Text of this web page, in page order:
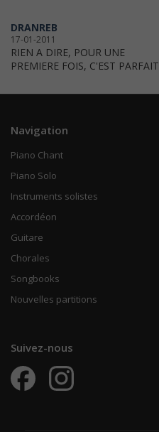
DRANREB
17-01-2011
RIEN A DIRE, POUR UNE
PREMIERE FOIS, C'EST PARFAIT
Navigation
Piano Chant
Piano Solo
Instruments solistes
Accordéon
Guitare
Chorales
Songbooks
Nouvelles partitions
Suivez-nous